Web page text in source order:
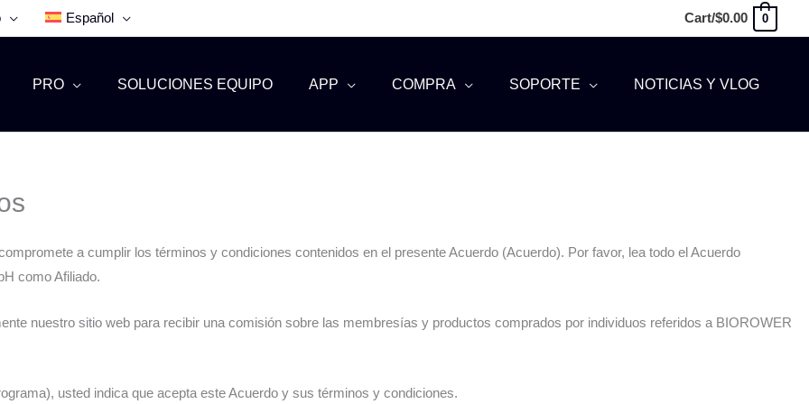
Español Cart/$0.00 0
PRO SOLUCIONES EQUIPO APP COMPRA SOPORTE NOTICIAS Y VLOG
a cumplir los términos y condiciones contenidos en el presente Acuerdo (Acuerdo). Por favor, lea todo el Acuerdo
como Afiliado.
nuestro sitio web para recibir una comisión sobre las membresías y productos comprados por individuos referidos a BIOROWER
usted indica que acepta este Acuerdo y sus términos y condiciones.